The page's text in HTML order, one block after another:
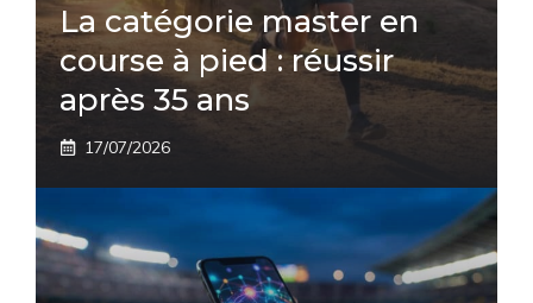
La catégorie master en
course à pied : réussir
après 35 ans
17/07/2026